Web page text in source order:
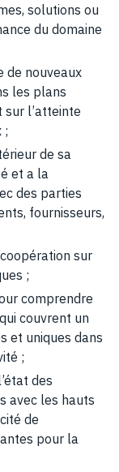
solutions ou
du domaine
de nouveaux
les plans
l’atteinte
;
de sa
et a la
des parties
fournisseurs,
sur
;
comprendre
couvrent un
et uniques dans
;
des
avec les hauts
de
pour la